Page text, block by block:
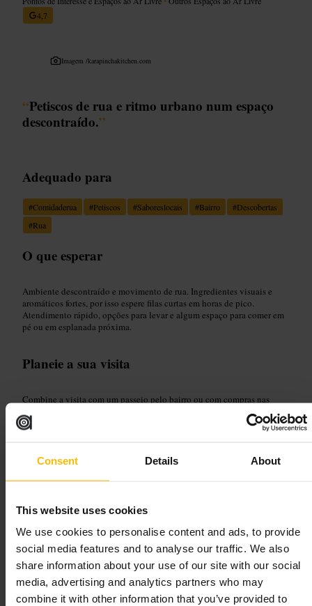
Consent Details About
This website uses cookies
We use cookies to personalise content and ads, to provide
social media features and to analyse our traffic. We also
share information about your use of our site with our social
media, advertising and analytics partners who may
combine it with other information that you’ve provided to
4,7
Imagem /karapinchakitchen.com
“Petiscos de rua e ritmo urbano num espaço
descontraído.”
Adequado para
#Comidaderua #Petiscos #Saboreslocais #Bairro #Descobertas
#Rua
O que esperar
Ambiente descontraído e movimento de rua. Ingredientes visuais e
aromáticos fortes, por isso espere filas curtas em horas de pico.
Atendimento rápido, opções para levar e algum espaço para comer em
pé ou em esplanada próxima.
Planeie a sua visita
Combine a visita com um passeio pelo bairro ou com compras nas
redondezas. Vá com algum tempo livre para provar vários petiscos.
Pergunte ao pessoal sobre ingredientes se tiver restrições alimentares.
16 Horner Square, London E1 6EW, Reino Unido
Refeições e Bebidas• Restaurante
4,6
4,5
Time Out